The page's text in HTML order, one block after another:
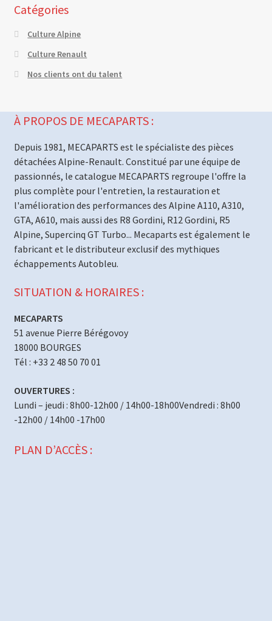
Catégories
Culture Alpine
Culture Renault
Nos clients ont du talent
À PROPOS DE MECAPARTS :
Depuis 1981, MECAPARTS est le spécialiste des pièces
détachées Alpine-Renault. Constitué par une équipe de
passionnés, le catalogue MECAPARTS regroupe l'offre la
plus complète pour l'entretien, la restauration et
l'amélioration des performances des Alpine A110, A310,
GTA, A610, mais aussi des R8 Gordini, R12 Gordini, R5
Alpine, Supercinq GT Turbo... Mecaparts est également le
fabricant et le distributeur exclusif des mythiques
échappements Autobleu.
SITUATION & HORAIRES :
MECAPARTS
51 avenue Pierre Bérégovoy
18000 BOURGES
Tél : +33 2 48 50 70 01
OUVERTURES :
Lundi – jeudi : 8h00-12h00 / 14h00-18h00Vendredi : 8h00
-12h00 / 14h00 -17h00
PLAN D’ACCÈS :